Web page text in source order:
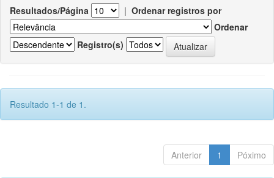
Resultados/Página | Ordenar registros por
Ordenar
Registro(s)
Resultado 1-1 de 1.
Anterior 1 Póximo